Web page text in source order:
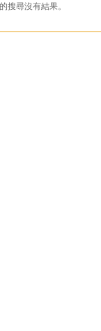
搜尋沒有結果。